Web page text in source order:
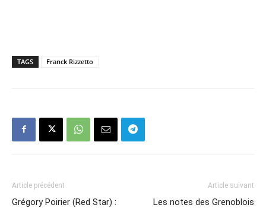
TAGS Franck Rizzetto
Article précédent
Grégory Poirier (Red Star) :
Article suivant
Les notes des Grenoblois